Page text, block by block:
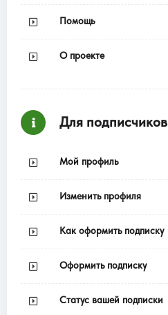
Помощь
О проекте
Для подписчиков
Мой профиль
Изменить профиля
Как оформить подписку
Оформить подписку
Статус вашей подписки